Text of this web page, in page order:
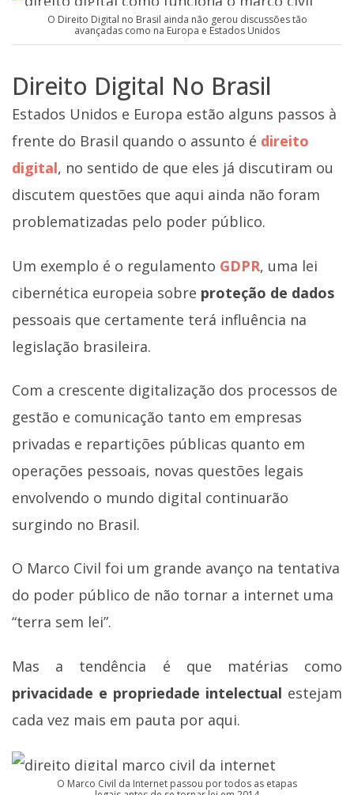
O Direito Digital no Brasil ainda não gerou discussões tão
avançadas como na Europa e Estados Unidos
Direito Digital No Brasil
Estados Unidos e Europa estão alguns passos à
frente do Brasil quando o assunto é direito
digital, no sentido de que eles já discutiram ou
discutem questões que aqui ainda não foram
problematizadas pelo poder público.
Um exemplo é o regulamento GDPR, uma lei
cibernética europeia sobre proteção de dados
pessoais que certamente terá influência na
legislação brasileira.
Com a crescente digitalização dos processos de
gestão e comunicação tanto em empresas
privadas e repartições públicas quanto em
operações pessoais, novas questões legais
envolvendo o mundo digital continuarão
surgindo no Brasil.
O Marco Civil foi um grande avanço na tentativa
do poder público de não tornar a internet uma
“terra sem lei”.
Mas a tendência é que matérias como
privacidade e propriedade intelectual estejam
cada vez mais em pauta por aqui.
O Marco Civil da Internet passou por todos as etapas